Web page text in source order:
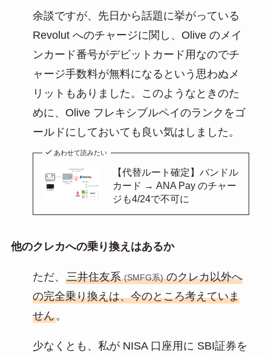
余談ですが、先日から話題に挙がっている
Revolut へのチャージに関し、Olive のメイ
ンカード番号がデビットカード用なのでチ
ャージ手数料が無料になるという思わぬメ
リットもありました。このようなときのた
めに、Olive フレキシブルペイのランクをゴ
ールドにしておいても良い気はしました。
あわせて読みたい
【代替ルート確定】バンドル
カード → ANA Pay のチャー
ジも4/24で不可に
他のクレカへの乗り換えはあるか
ただ、 三井住友系(SMFG系)のクレカ以外へ
の完全乗り換えは、今のところ考えていま
せん。
少なくとも、私が NISA 口座用に SBI証券を